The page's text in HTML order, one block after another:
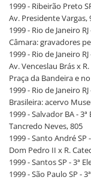
1999 - Ribeirão Preto
Av. Presidente Vargas,
1999 - Rio de Janeiro
Câmara: gravadores
1999 - Rio de Janeiro
Av. Venceslau Brás x
Praça da Bandeira e
1999 - Rio de Janeiro
Brasileira: acervo
1999 - Salvador BA -
Tancredo Neves, 805
1999 - Santo André
Dom Pedro II x R.
1999 - Santos SP - 3ª
1999 - São Paulo SP -